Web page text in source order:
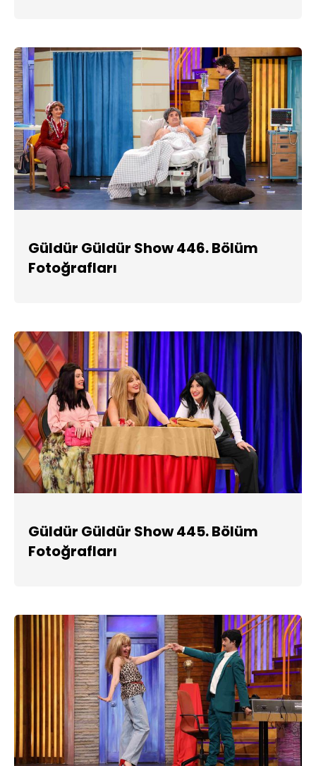
Güldür Güldür Show 446. Bölüm
Fotoğrafları
Güldür Güldür Show 445. Bölüm
Fotoğrafları